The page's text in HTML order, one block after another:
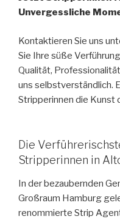
Unvergessliche
Kontaktieren Sie uns
Sie Ihre süße
Qualität,
uns selbstverständlich.
Stripperinnen die Kunst
Die
Stripperinnen in
In der bezaubernden
Großraum Hamburg
renommierte Strip